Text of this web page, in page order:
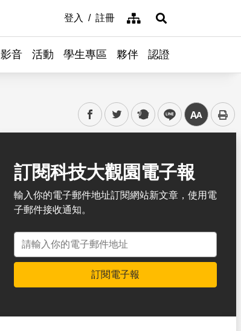
登入 註冊 網站導覽展開搜尋
影音 活動 學生專區 夥伴 認證
facebooktwitter plurk line 中
訂閱科技大觀園電子報
輸入你的電子郵件地址訂閱網站新文章，使用電
子郵件接收通知。
電子郵件地址
訂閱電子報